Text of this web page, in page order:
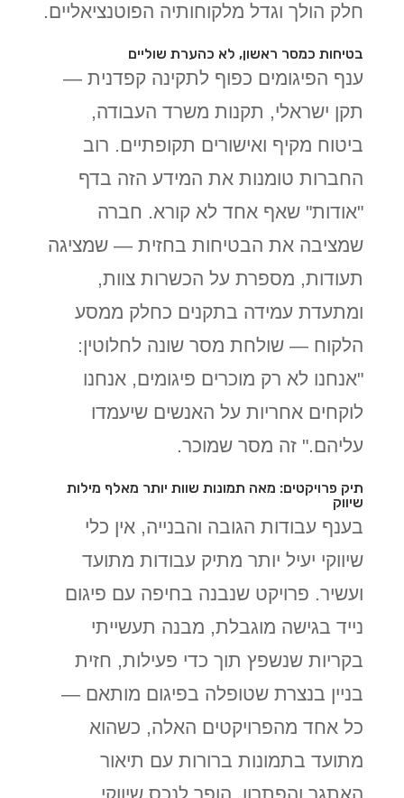
חלק הולך וגדל מלקוחותיה הפוטנציאליים.
בטיחות כמסר ראשון, לא כהערת שוליים
ענף הפיגומים כפוף לתקינה קפדנית —
תקן ישראלי, תקנות משרד העבודה,
ביטוח מקיף ואישורים תקופתיים. רוב
החברות טומנות את המידע הזה בדף
"אודות" שאף אחד לא קורא. חברה
שמציבה את הבטיחות בחזית — שמציגה
תעודות, מספרת על הכשרות צוות,
ומתעדת עמידה בתקנים כחלק ממסע
הלקוח — שולחת מסר שונה לחלוטין:
"אנחנו לא רק מוכרים פיגומים, אנחנו
לוקחים אחריות על האנשים שיעמדו
עליהם." זה מסר שמוכר.
תיק פרויקטים: מאה תמונות שוות יותר מאלף מילות
שיווק
בענף עבודות הגובה והבנייה, אין כלי
שיווקי יעיל יותר מתיק עבודות מתועד
ועשיר. פרויקט שנבנה בחיפה עם פיגום
נייד בגישה מוגבלת, מבנה תעשייתי
בקריות שנשפץ תוך כדי פעילות, חזית
בניין בנצרת שטופלה בפיגום מותאם —
כל אחד מהפרויקטים האלה, כשהוא
מתועד בתמונות ברורות עם תיאור